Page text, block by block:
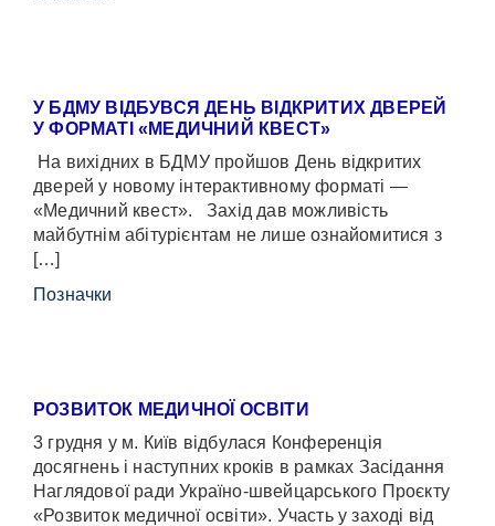
У БДМУ ВІДБУВСЯ ДЕНЬ ВІДКРИТИХ ДВЕРЕЙ
У ФОРМАТІ «МЕДИЧНИЙ КВЕСТ»
На вихідних в БДМУ пройшов День відкритих
дверей у новому інтерактивному форматі —
«Медичний квест». Захід дав можливість
майбутнім абітурієнтам не лише ознайомитися з
[…]
Позначки
РОЗВИТОК МЕДИЧНОЇ ОСВІТИ
3 грудня у м. Київ відбулася Конференція
досягнень і наступних кроків в рамках Засідання
Наглядової ради Україно-швейцарського Проєкту
«Розвиток медичної освіти». Участь у заході від